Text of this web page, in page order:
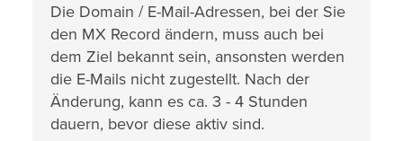
Die Domain / E-Mail-Adressen, bei der Sie
den MX Record ändern, muss auch bei
dem Ziel bekannt sein, ansonsten werden
die E-Mails nicht zugestellt. Nach der
Änderung, kann es ca. 3 - 4 Stunden
dauern, bevor diese aktiv sind.